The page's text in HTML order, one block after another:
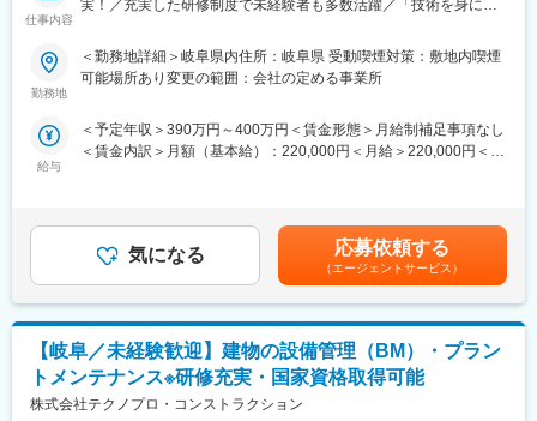
＼当社で働く魅力／
・無期雇用派遣社員としてご契約となるため長期的にご就労いた
・当社の取引先は60%程度が大手企業となります。そのため、比
較的早期に大規模案件に携わることができ、市場価値を上げやす
＼どんな会社？／
テクノプロ・ホールディングスという連結子会社合わせて17社で
構成されているグループに所属しています。グループ全体で
30,041人の技術者が働いており、日本全国に229の拠点（海外含
めて289拠点）を設置し、日本では2,915社以上の顧客に技術系人
材サービスを提供しています。当社はその中でも建設領域の顧客
に向けてサービスを提供しております。
仕事内容
実！／充実した研修制度で未経験者も多数活躍／「技術を身に着
い」等のご要望にお応えします！～
などにおける環境プラントにて、機械設備の『点検・監視・メン
テナンス』業務を担当頂きます。（インフラ環境での就業である
業務
・保守保全・点検・整備業務(機械・電気・ボイラーなど)
・機材トラブル対応 ・薬剤の管理 ・報告書作成 など
【未経験だから不安だ…という方へ】
当社では研修制度が豊富で、入社直後の研修だけでなく、3か月、
1年、3年と年次別でも研修を実施しています。その他、配属先の
企業様が行っている研修にも参加することができるなど、未経験
勤務地
＜勤務地詳細＞岐阜県内住所：岐阜県 受動喫煙対策：敷地内喫煙
可能場所あり変更の範囲：会社の定める事業所
給与
＜予定年収＞390万円～400万円＜賃金形態＞月給制補足事項なし
＜賃金内訳＞月額（基本給）：220,000円＜月給＞220,000円＜昇
り、選考を通じて上下する可能性があります。月給(月額)は固定手
当を含めた表記です。
気になる 応募依頼する
（エージェントサービス）
【岐阜／未経験歓迎】建物の設備管理（BM）・プラン
トメンテナンス※研修充実・国家資格取得可能
株式会社テクノプロ・コンストラクション